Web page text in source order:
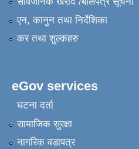
एन, कानुन तथा निर्देशिका
कर तथा शुल्कहरु
eGov services
घटना दर्ता
सामाजिक सुरक्षा
नागरिक वडापत्र